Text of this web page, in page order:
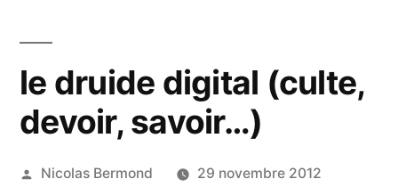
le druide digital (culte,
devoir, savoir…)
Publié
Nicolas Bermond 29 novembre 2012